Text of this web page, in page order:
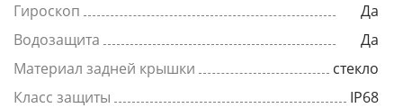
Гироскоп
Да
Водозащита
Да
Материал задней крышки
стекло
Класс защиты
IP68